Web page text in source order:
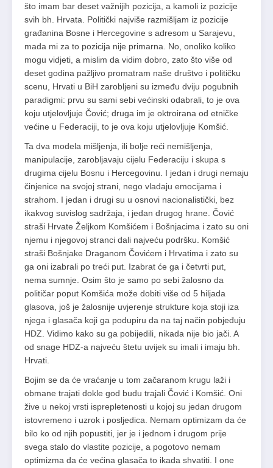
što imam bar deset važnijih pozicija, a kamoli iz pozicije
svih bh. Hrvata. Politički najviše razmišljam iz pozicije
građanina Bosne i Hercegovine s adresom u Sarajevu,
mada mi za to pozicija nije primarna. No, onoliko koliko
mogu vidjeti, a mislim da vidim dobro, zato što više od
deset godina pažljivo promatram naše društvo i političku
scenu, Hrvati u BiH zarobljeni su između dviju pogubnih
paradigmi: prvu su sami sebi većinski odabrali, to je ova
koju utjelovljuje Čović; druga im je oktroirana od etničke
većine u Federaciji, to je ova koju utjelovljuje Komšić.
Ta dva modela mišljenja, ili bolje reći nemišljenja,
manipulacije, zarobljavaju cijelu Federaciju i skupa s
drugima cijelu Bosnu i Hercegovinu. I jedan i drugi nemaju
činjenice na svojoj strani, nego vladaju emocijama i
strahom. I jedan i drugi su u osnovi nacionalistički, bez
ikakvog suvislog sadržaja, i jedan drugog hrane. Čović
straši Hrvate Željkom Komšićem i Bošnjacima i zato su oni
njemu i njegovoj stranci dali najveću podršku. Komšić
straši Bošnjake Draganom Čovićem i Hrvatima i zato su
ga oni izabrali po treći put. Izabrat će ga i četvrti put,
nema sumnje. Osim što je samo po sebi žalosno da
političar poput Komšića može dobiti više od 5 hiljada
glasova, još je žalosnije uvjerenje strukture koja stoji iza
njega i glasača koji ga podupiru da na taj način pobjeđuju
HDZ. Vidimo kako su ga pobijedili, nikada nije bio jači. A
od snage HDZ-a najveću štetu uvijek su imali i imaju bh.
Hrvati.
Bojim se da će vraćanje u tom začaranom krugu laži i
obmane trajati dokle god budu trajali Čović i Komšić. Oni
žive u nekoj vrsti isprepletenosti u kojoj su jedan drugom
istovremeno i uzrok i posljedica. Nemam optimizam da će
bilo ko od njih popustiti, jer je i jednom i drugom prije
svega stalo do vlastite pozicije, a pogotovo nemam
optimizma da će većina glasača to ikada shvatiti. I one